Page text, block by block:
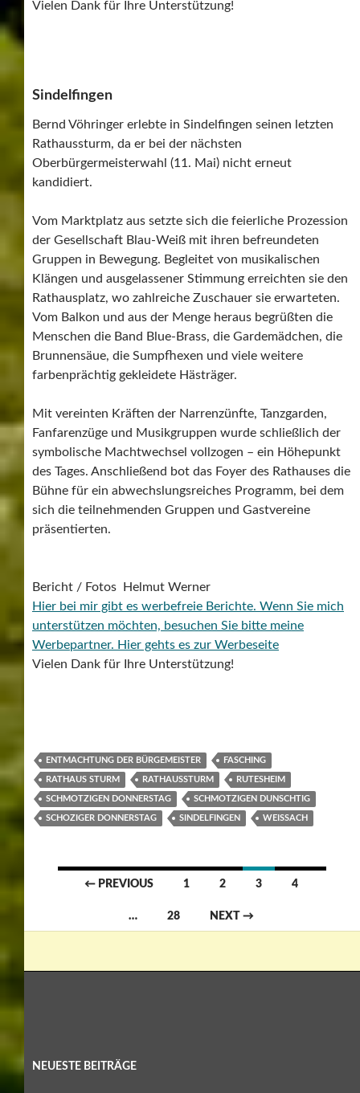
Vielen Dank für Ihre Unterstützung!
Sindelfingen
Bernd Vöhringer erlebte in Sindelfingen seinen letzten
Rathaussturm, da er bei der nächsten
Oberbürgermeisterwahl (11. Mai) nicht erneut
kandidiert.
Vom Marktplatz aus setzte sich die feierliche Prozession
der Gesellschaft Blau-Weiß mit ihren befreundeten
Gruppen in Bewegung. Begleitet von musikalischen
Klängen und ausgelassener Stimmung erreichten sie den
Rathausplatz, wo zahlreiche Zuschauer sie erwarteten.
Vom Balkon und aus der Menge heraus begrüßten die
Menschen die Band Blue-Brass, die Gardemädchen, die
Brunnensäue, die Sumpfhexen und viele weitere
farbenprächtig gekleidete Hästräger.
Mit vereinten Kräften der Narrenzünfte, Tanzgarden,
Fanfarenzüge und Musikgruppen wurde schließlich der
symbolische Machtwechsel vollzogen – ein Höhepunkt
des Tages. Anschließend bot das Foyer des Rathauses die
Bühne für ein abwechslungsreiches Programm, bei dem
sich die teilnehmenden Gruppen und Gastvereine
präsentierten.
Bericht / Fotos Helmut Werner
Hier bei mir gibt es werbefreie Berichte. Wenn Sie mich
unterstützen möchten, besuchen Sie bitte meine
Werbepartner. Hier gehts es zur Werbeseite
Vielen Dank für Ihre Unterstützung!
ENTMACHTUNG DER BÜRGEMEISTER FASCHING
RATHAUS STURM RATHAUSSTURM RUTESHEIM
SCHMOTZIGEN DONNERSTAG SCHMOTZIGEN DUNSCHTIG
SCHOZIGER DONNERSTAG SINDELFINGEN WEISSACH
Posts
← PREVIOUS 1 2 3 4
… 28 NEXT →
NEUESTE BEITRÄGE